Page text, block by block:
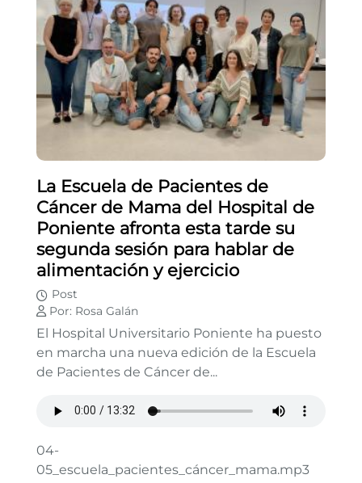
La Escuela de Pacientes de
Cáncer de Mama del Hospital de
Poniente afronta esta tarde su
segunda sesión para hablar de
alimentación y ejercicio
Post
Por: Rosa Galán
El Hospital Universitario Poniente ha puesto
en marcha una nueva edición de la Escuela
de Pacientes de Cáncer de...
04-
05_escuela_pacientes_cáncer_mama.mp3